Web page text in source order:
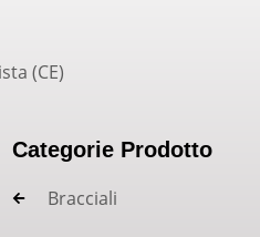
(CE)
Categorie Prodotto
Bracciali